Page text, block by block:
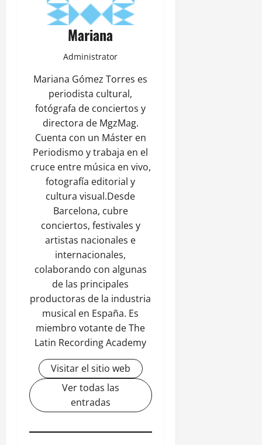
Mariana
Administrator
Mariana Gómez Torres es
periodista cultural,
fotógrafa de conciertos y
directora de MgzMag.
Cuenta con un Máster en
Periodismo y trabaja en el
cruce entre música en vivo,
fotografía editorial y
cultura visual.Desde
Barcelona, cubre
conciertos, festivales y
artistas nacionales e
internacionales,
colaborando con algunas
de las principales
productoras de la industria
musical en España. Es
miembro votante de The
Latin Recording Academy
Visitar el sitio web
Ver todas las
entradas